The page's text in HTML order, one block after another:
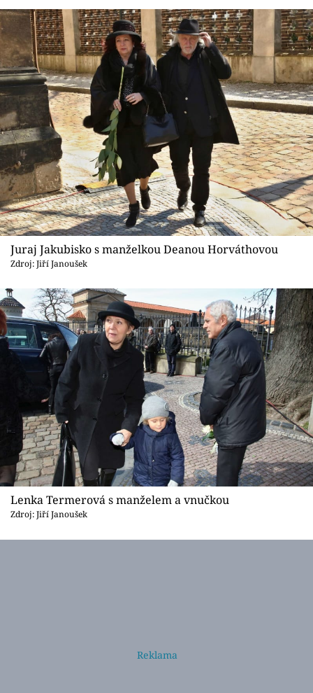
Juraj Jakubisko s manželkou Deanou Horváthovou
Zdroj: Jiří Janoušek
Lenka Termerová s manželem a vnučkou
Zdroj: Jiří Janoušek